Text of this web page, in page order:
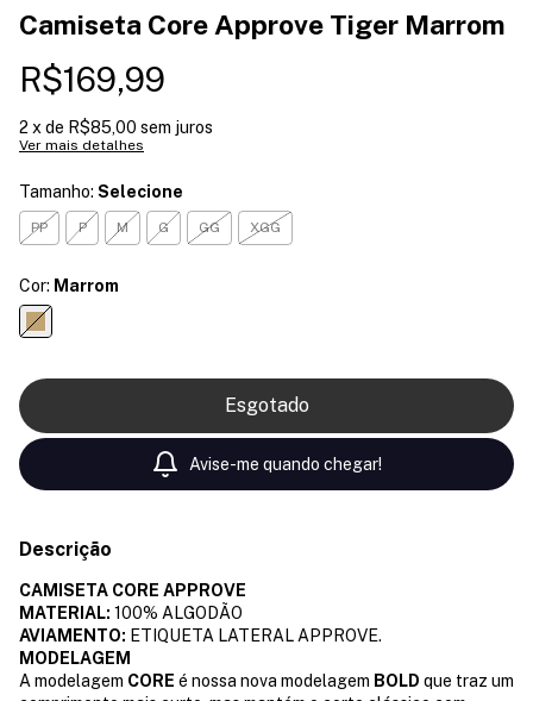
Camiseta Core Approve Tiger Marrom
R$169,99
2 x de R$85,00 sem juros
Ver mais detalhes
Tamanho: Selecione
PP P M G GG XGG
Cor: Marrom
Avise-me quando chegar!
Descrição
CAMISETA CORE APPROVE
MATERIAL: 100% ALGODÃO
AVIAMENTO: ETIQUETA LATERAL APPROVE.
MODELAGEM
A modelagem CORE é nossa nova modelagem BOLD que traz um